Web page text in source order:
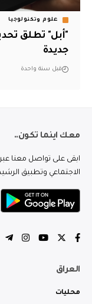
علوم وتكنولوجيا
جديدة
قبل سنة واحدة
معك اينما تكون..
ابقى على تواصل معنا
الاجتماعي وتطبيق
العراق
محليات